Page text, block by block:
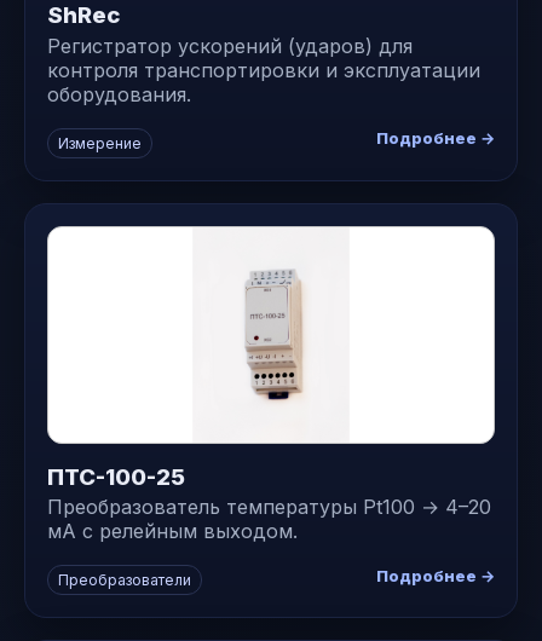
ShRec
Регистратор ускорений (ударов) для
контроля транспортировки и эксплуатации
оборудования.
Измерение Подробнее →
ПТС-100-25
Преобразователь температуры Pt100 → 4–20
мА с релейным выходом.
Преобразователи Подробнее →